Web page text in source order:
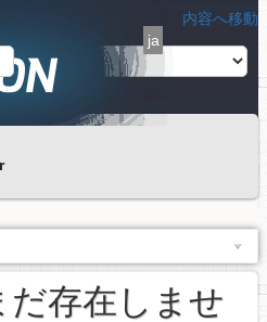
内容へ移動
ja
だ存在しませ